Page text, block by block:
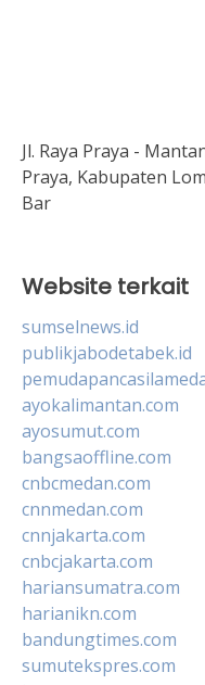
Jl. Raya Praya -
Praya, Kabupaten
Bar
Website terkait
sumselnews.id
publikjabodetabek.id
ayokalimantan.com
ayosumut.com
bangsaoffline.com
cnbcmedan.com
cnnmedan.com
cnnjakarta.com
cnbcjakarta.com
hariansumatra.com
harianikn.com
bandungtimes.com
sumutekspres.com